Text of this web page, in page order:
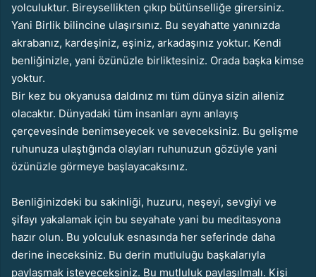
yolculuktur. Bireysellikten çıkıp bütünselliğe girersiniz.
Yani Birlik bilincine ulaşırsınız. Bu seyahatte yanınızda
akrabanız, kardeşiniz, eşiniz, arkadaşınız yoktur. Kendi
benliğinizle, yani özünüzle birliktesiniz. Orada başka kimse
yoktur.
Bir kez bu okyanusa daldınız mı tüm dünya sizin aileniz
olacaktır. Dünyadaki tüm insanları aynı anlayış
çerçevesinde benimseyecek ve seveceksiniz. Bu gelişme
ruhunuza ulaştığında olayları ruhunuzun gözüyle yani
özünüzle görmeye başlayacaksınız.
Benliğinizdeki bu sakinliği, huzuru, neşeyi, sevgiyi ve
şifayı yakalamak için bu seyahate yani bu meditasyona
hazır olun. Bu yolculuk esnasında her seferinde daha
derine ineceksiniz. Bu derin mutluluğu başkalarıyla
paylaşmak isteyeceksiniz. Bu mutluluk paylaşılmalı. Kişi